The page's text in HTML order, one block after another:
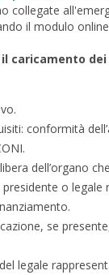
collegate
il modulo online
caricamento
conformità
dell’organo
o legale
se
legale